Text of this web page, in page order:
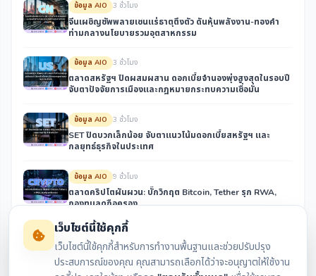
ข้อมูล AIO 3 ชั่วโมง
จีนเผชิญซัพพลายเชนแร่ธาตุตึงตัว ดันหุ้นพลังงาน-ทองคำ
ท่ามกลางนโยบายรวมอุตสาหกรรม
ข้อมูล AIO 3 ชั่วโมง
ตลาดสหรัฐฯ ปิดผสมผสาน ดอกเบี้ยจำนองพุ่งสูงสุดในรอบปี
จับตาปัจจัยการเมืองและกฎหมายกระทบความเชื่อมั่น
ข้อมูล AIO 3 ชั่วโมง
SET ปิดบวกเล็กน้อย จับตาแนวโน้มดอกเบี้ยสหรัฐฯ และ
กลยุทธ์ธุรกิจในประเทศ
ข้อมูล AIO 9 ชั่วโมง
ตลาดคริปโตผันผวน: บั๊กวิกฤต Bitcoin, Tether รุก RWA,
กองทุนลดถือครอง
ข้อมูล AIO 9 ชั่วโมง
จีนเร่งเสริมความมั่นคงพลังงานและแร่ธาตุ ท่ามกลางข่าว
คองโกแบนส่งออกทองแดง-โคบอลต์เข้มข้น กระทบซัพพลาย
เชนโลก
เว็บไซต์นี้ใช้คุกกี้
เว็บไซต์นี้ใช้คุกกี้สำหรับการทำงานพื้นฐานและช่วยปรับปรุง
ประสบการณ์ของคุณ คุณสามารถเลือกได้ว่าจะอนุญาตให้ใช้งาน